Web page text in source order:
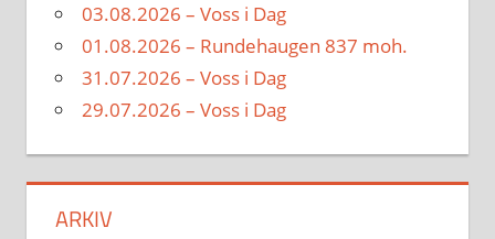
03.08.2026 – Voss i Dag
01.08.2026 – Rundehaugen 837 moh.
31.07.2026 – Voss i Dag
29.07.2026 – Voss i Dag
ARKIV